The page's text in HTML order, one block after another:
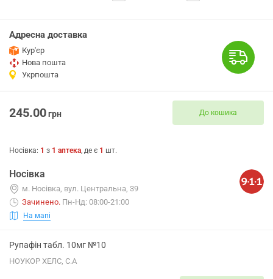
Адресна доставка
Кур'єр
Нова пошта
Укрпошта
245.00грн До кошика
Носівка: 1 з 1 аптека, де є 1 шт.
Носівка
м. Носівка, вул. Центральна, 39
Зачинено. Пн-Нд: 08:00-21:00
На мапі
Рупафін табл. 10мг №10
НОУКОР ХЕЛС, С.А